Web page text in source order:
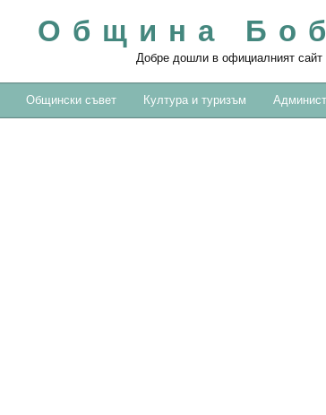
Добре дошли в официалният
Община
Общински съвет Култура и туризъм